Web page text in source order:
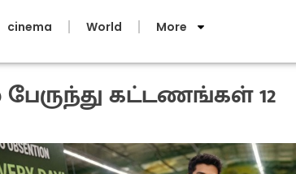
cinema World More
பேருந்து கட்டணங்கள் 12